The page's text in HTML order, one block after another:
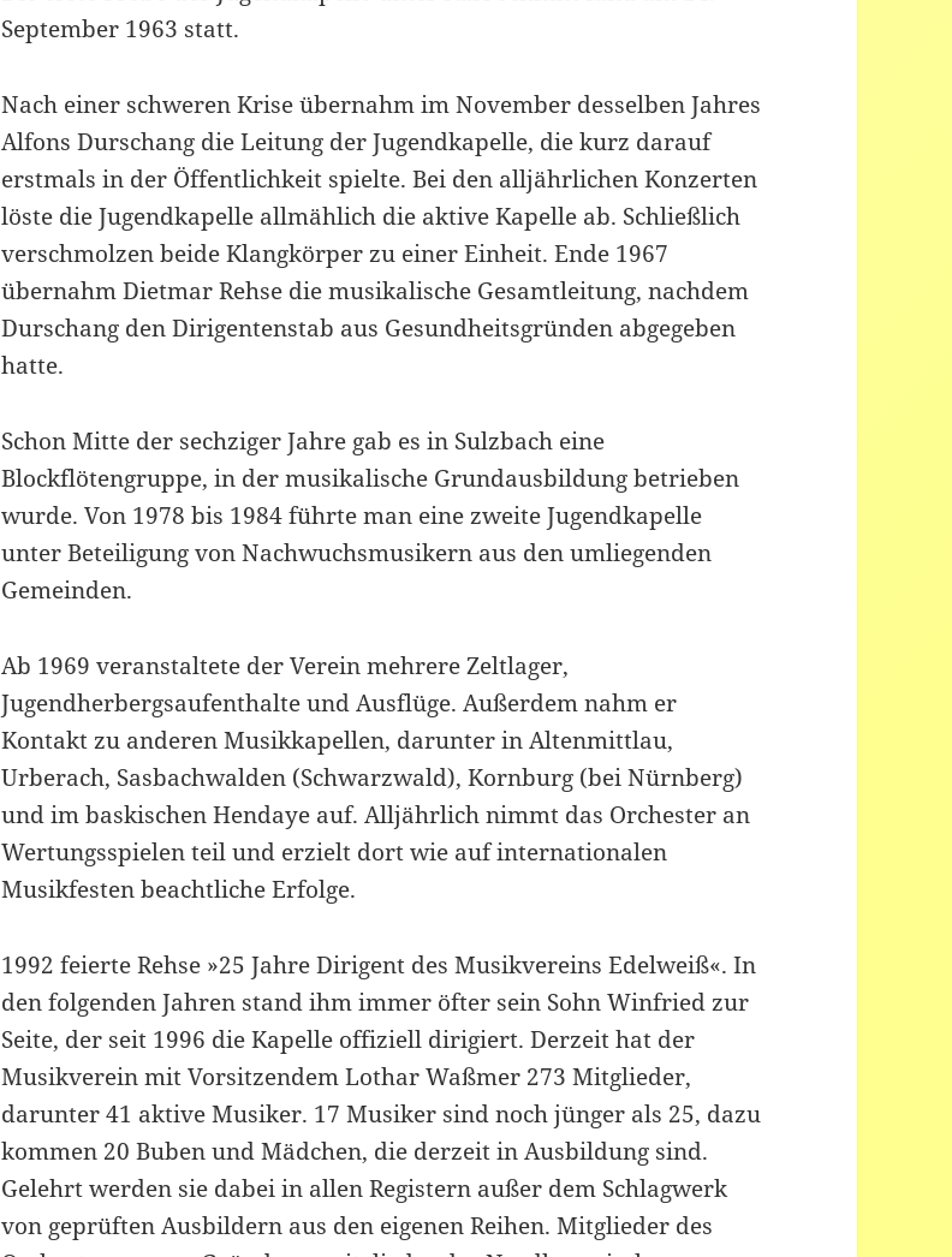
September 1963 statt.
Nach einer schweren Krise übernahm im November desselben Jahres
Alfons Durschang die Leitung der Jugendkapelle, die kurz darauf
erstmals in der Öffentlichkeit spielte. Bei den alljährlichen Konzerten
löste die Jugendkapelle allmählich die aktive Kapelle ab. Schließlich
verschmolzen beide Klangkörper zu einer Einheit. Ende 1967
übernahm Dietmar Rehse die musikalische Gesamtleitung, nachdem
Durschang den Dirigentenstab aus Gesundheitsgründen abgegeben
hatte.
Schon Mitte der sechziger Jahre gab es in Sulzbach eine
Blockflötengruppe, in der musikalische Grundausbildung betrieben
wurde. Von 1978 bis 1984 führte man eine zweite Jugendkapelle
unter Beteiligung von Nachwuchsmusikern aus den umliegenden
Gemeinden.
Ab 1969 veranstaltete der Verein mehrere Zeltlager,
Jugendherbergsaufenthalte und Ausflüge. Außerdem nahm er
Kontakt zu anderen Musikkapellen, darunter in Altenmittlau,
Urberach, Sasbachwalden (Schwarzwald), Kornburg (bei Nürnberg)
und im baskischen Hendaye auf. Alljährlich nimmt das Orchester an
Wertungsspielen teil und erzielt dort wie auf internationalen
Musikfesten beachtliche Erfolge.
1992 feierte Rehse »25 Jahre Dirigent des Musikvereins Edelweiß«. In
den folgenden Jahren stand ihm immer öfter sein Sohn Winfried zur
Seite, der seit 1996 die Kapelle offiziell dirigiert. Derzeit hat der
Musikverein mit Vorsitzendem Lothar Waßmer 273 Mitglieder,
darunter 41 aktive Musiker. 17 Musiker sind noch jünger als 25, dazu
kommen 20 Buben und Mädchen, die derzeit in Ausbildung sind.
Gelehrt werden sie dabei in allen Registern außer dem Schlagwerk
von geprüften Ausbildern aus den eigenen Reihen. Mitglieder des